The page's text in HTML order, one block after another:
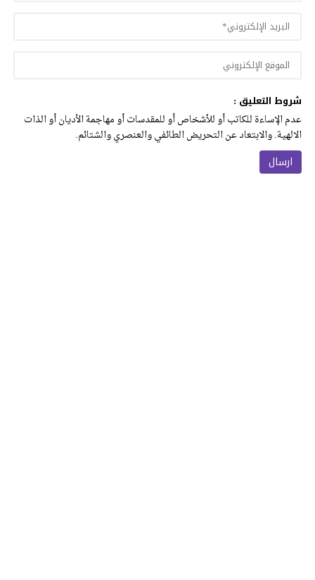
شروط التعليق :
عدم الإساءة للكاتب أو للأشخاص أو للمقدسات أو مهاجمة الأديان أو الذات
الالهية. والابتعاد عن التحريض الطائفي والعنصري والشتائم.